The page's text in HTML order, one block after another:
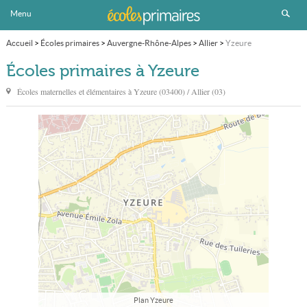
Menu
Accueil > Écoles primaires> Auvergne-Rhône-Alpes> Allier> Yzeure
Écoles primaires à Yzeure
Écoles maternelles et élémentaires àYzeure(03400) / Allier (03)
Plan Yzeure